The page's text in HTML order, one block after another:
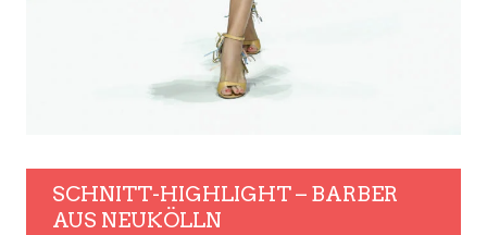
SCHNITT-HIGHLIGHT – BARBER
AUS NEUKÖLLN